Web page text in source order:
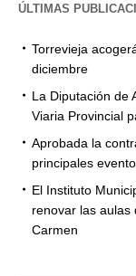
ÚLTIMAS
Torrevieja
diciembre
La Diputación de
Viaria Provincial
Aprobada la
principales
El Instituto
renovar las aulas
Carmen